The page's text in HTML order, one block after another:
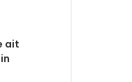
ait